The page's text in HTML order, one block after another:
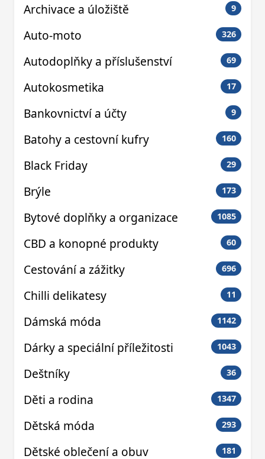
Archivace a úložiště 9
Auto-moto 326
Autodoplňky a příslušenství 69
Autokosmetika 17
Bankovnictví a účty 9
Batohy a cestovní kufry 160
Black Friday 29
Brýle 173
Bytové doplňky a organizace 1085
CBD a konopné produkty 60
Cestování a zážitky 696
Chilli delikatesy 11
Dámská móda 1142
Dárky a speciální příležitosti 1043
Deštníky 36
Děti a rodina 1347
Dětská móda 293
Dětské oblečení a obuv 181